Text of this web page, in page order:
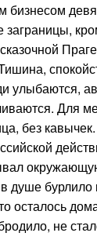
бизнесом
улыбаются,
Для
без
душе бурлило
осталось
не